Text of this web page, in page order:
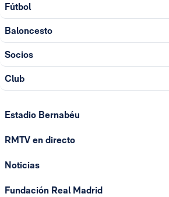
Fútbol
Baloncesto
Socios
Club
Estadio Bernabéu
RMTV en directo
Noticias
Fundación Real Madrid